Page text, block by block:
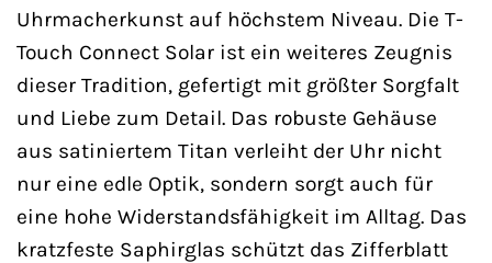
Uhrmacherkunst auf höchstem Niveau. Die T-
Touch Connect Solar ist ein weiteres Zeugnis
dieser Tradition, gefertigt mit größter Sorgfalt
und Liebe zum Detail. Das robuste Gehäuse
aus satiniertem Titan verleiht der Uhr nicht
nur eine edle Optik, sondern sorgt auch für
eine hohe Widerstandsfähigkeit im Alltag. Das
kratzfeste Saphirglas schützt das Zifferblatt